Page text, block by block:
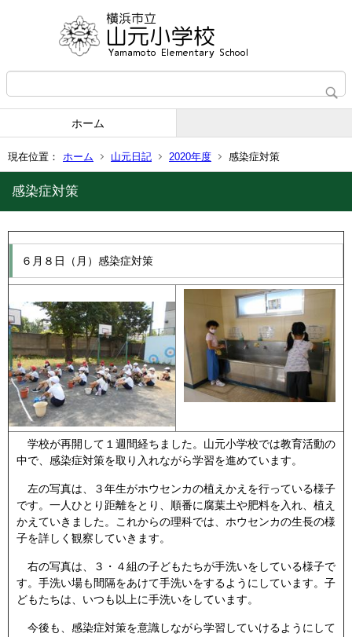
ホーム
現在位置： ホーム 山元日記 2020年度 感染症対策
感染症対策
６月８日（月）感染症対策
学校が再開して１週間経ちました。山元小学校では教育活動の
中で、感染症対策を取り入れながら学習を進めています。
左の写真は、３年生がホウセンカの植えかえを行っている様子
です。一人ひとり距離をとり、順番に腐葉土や肥料を入れ、植え
かえていきました。これからの理科では、ホウセンカの生長の様
子を詳しく観察していきます。
右の写真は、３・４組の子どもたちが手洗いをしている様子で
す。手洗い場も間隔をあけて手洗いをするようにしています。子
どもたちは、いつも以上に手洗いをしています。
今後も、感染症対策を意識しながら学習していけるようにして